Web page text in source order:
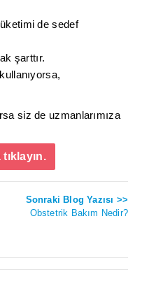
de sedef
şarttır.
siz de uzmanlarımıza
Sonraki Blog Yazısı >>
Obstetrik Bakım Nedir?